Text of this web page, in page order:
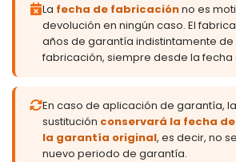
La fecha de fabricaciónno es
devolución en ningún caso. El
años de garantía indistintamente
fabricación, siempre desde la fecha
En caso de aplicación de garantía,
sustitución conservará la fecha
la garantía original, es decir, no
nuevo periodo de garantía.